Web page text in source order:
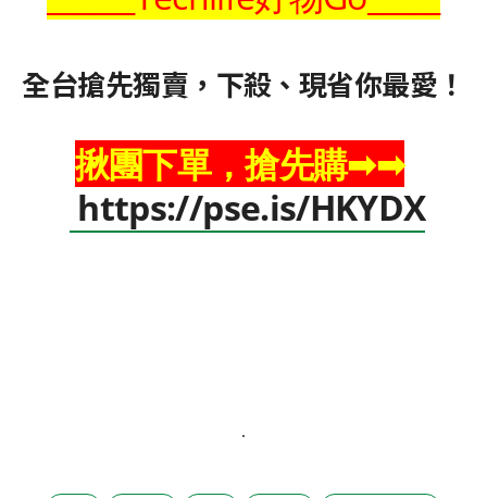
全台搶先獨賣，下殺、現省你最愛！
揪團下單，搶先購➡➡
https://pse.is/HKYDX
.